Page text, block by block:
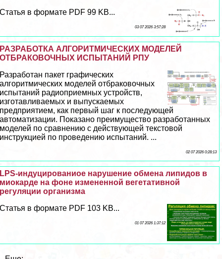
Статья в формате PDF 99 KB...
03 07 2026 3:57:28
РАЗРАБОТКА АЛГОРИТМИЧЕСКИХ МОДЕЛЕЙ
ОТБРАКОВОЧНЫХ ИСПЫТАНИЙ РПУ
Разработан пакет графических
алгоритмических моделей отбpaковочных
испытаний радиоприемных устройств,
изготавливаемых и выпускаемых
предприятием, как первый шаг к последующей
автоматизации. Показано преимущество разработанных
моделей по сравнению с действующей текстовой
инструкцией по проведению испытаний. ...
02 07 2026 0:28:13
LPS-индуцированиое нарушение обмена липидов в
миокарде на фоне измененной вегетативной
регуляции организма
Статья в формате PDF 103 KB...
01 07 2026 1:37:12